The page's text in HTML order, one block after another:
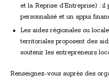
et la Reprise d’Entreprise) :
personnalisé et un appui
Les aides régionales ou
territoriales proposent des
soutenir les entrepreneurs
Renseignez-vous auprès des